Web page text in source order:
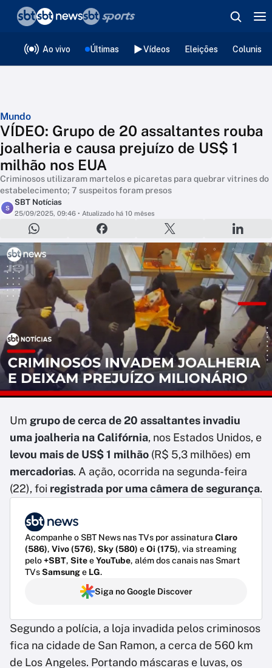
Ao vivo Últimas Vídeos Eleições
Mundo
VÍDEO: Grupo de 20 assaltantes rouba
joalheria e causa prejuízo de US$ 1
milhão nos EUA
Criminosos utilizaram martelos e picaretas para quebrar vitrines do
estabelecimento; 7 suspeitos foram presos
S
SBT Notícias
25/09/2025, 09:46 • Atualizado há 10 mêses
Um grupo de cerca de 20 assaltantes invadiu
uma joalheria na Califórnia, nos Estados Unidos, e
levou mais de US$ 1 milhão (R$ 5,3 milhões) em
mercadorias. A ação, ocorrida na segunda-feira
(22), foi registrada por uma câmera de segurança.
Acompanhe o SBT News nas TVs por assinatura Claro
(586), Vivo (576), Sky (580) eOi (175), via streaming
pelo+SBT, SiteeYouTube, além dos canais nas Smart
TVsSamsunge LG.
Siga no Google Discover
Segundo a polícia, a loja invadida pelos criminosos
fica na cidade de San Ramon, a cerca de 560 km
de Los Angeles. Portando máscaras e luvas, os
❮voltar
Editorias